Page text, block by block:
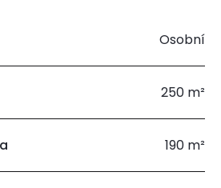
Osobní
250 m²
190 m²